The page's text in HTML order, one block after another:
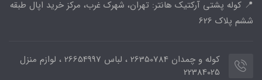
📍 کوله پشتی آرکتیک هانتر: تهران، شهرک غرب، مرکز خرید اپال طبقه
ششم پلاک 626
کوله و چمدان 26350784 ، لباس 26654997 ، لوازم منزل
22384025